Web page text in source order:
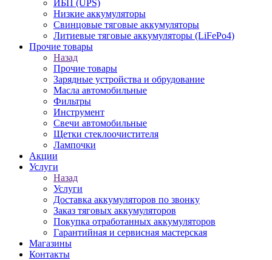
ИБП (UPS)
Низкие аккумуляторы
Свинцовые тяговые аккумуляторы
Литиевые тяговые аккумуляторы (LiFePo4)
Прочие товары
Назад
Прочие товары
Зарядные устройства и обрудование
Масла автомобильные
Фильтры
Инструмент
Свечи автомобильные
Щетки стеклоочистителя
Лампочки
Акции
Услуги
Назад
Услуги
Доставка аккумуляторов по звонку
Заказ тяговых аккумуляторов
Покупка отработанных аккумуляторов
Гарантийная и сервисная мастерская
Магазины
Контакты